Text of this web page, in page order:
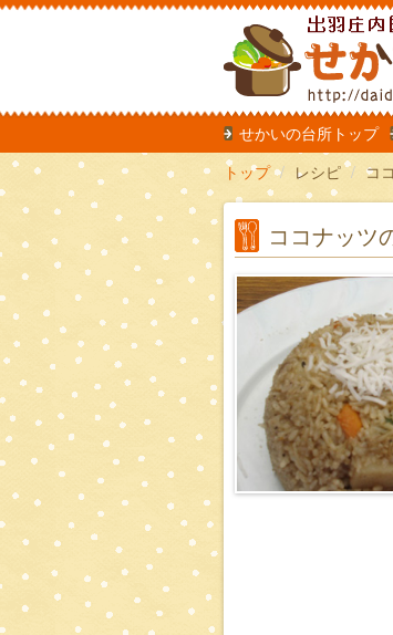
だいどこ
せかいの台所トップ
トップ
レシピ コ
ココナッツ